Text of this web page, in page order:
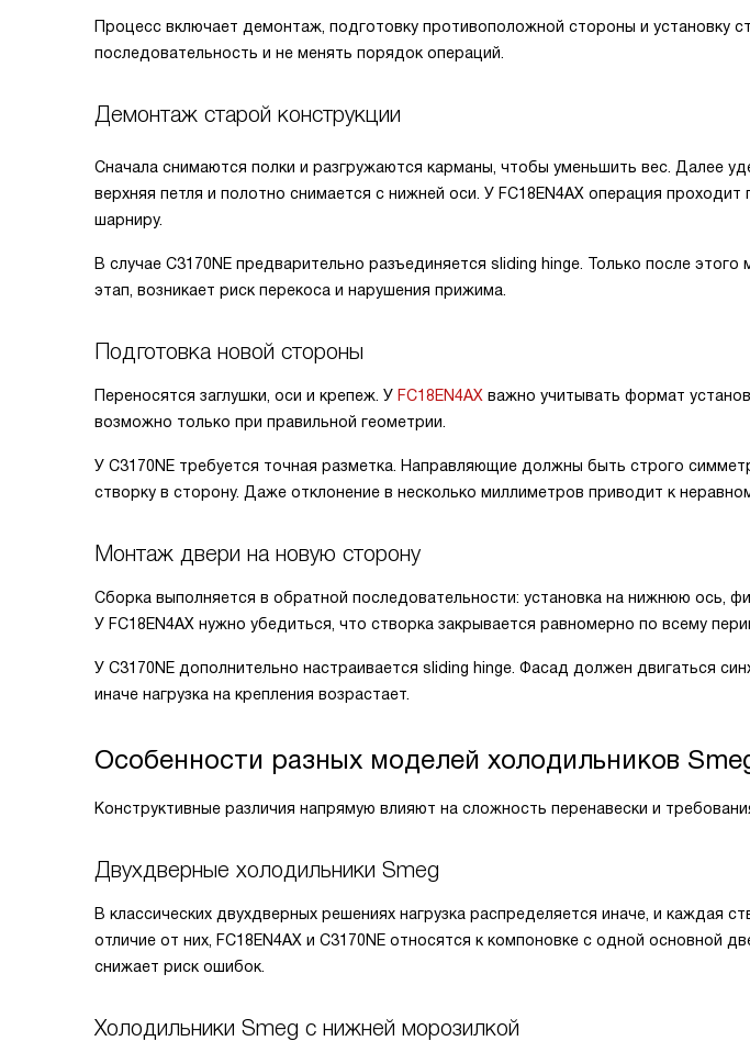
Процесс включает демонтаж, подготовку противоположной стороны и установку
последовательность и не менять порядок операций.
Демонтаж старой конструкции
Сначала снимаются полки и разгружаются карманы, чтобы уменьшить вес. Далее
верхняя петля и полотно снимается с нижней оси. У FC18EN4AX операция
шарниру.
В случае C3170NE предварительно разъединяется sliding hinge. Только после
этап, возникает риск перекоса и нарушения прижима.
Подготовка новой стороны
Переносятся заглушки, оси и крепеж. У FC18EN4AX важно учитывать формат
возможно только при правильной геометрии.
У C3170NE требуется точная разметка. Направляющие должны быть строго
створку в сторону. Даже отклонение в несколько миллиметров приводит к
Монтаж двери на новую сторону
Сборка выполняется в обратной последовательности: установка на нижнюю ось,
У FC18EN4AX нужно убедиться, что створка закрывается равномерно по всему
У C3170NE дополнительно настраивается sliding hinge. Фасад должен двигаться
иначе нагрузка на крепления возрастает.
Особенности разных моделей холодильников
Конструктивные различия напрямую влияют на сложность перенавески и
Двухдверные холодильники Smeg
В классических двухдверных решениях нагрузка распределяется иначе, и каждая
отличие от них, FC18EN4AX и C3170NE относятся к компоновке с одной основной
снижает риск ошибок.
Холодильники Smeg с нижней морозилкой